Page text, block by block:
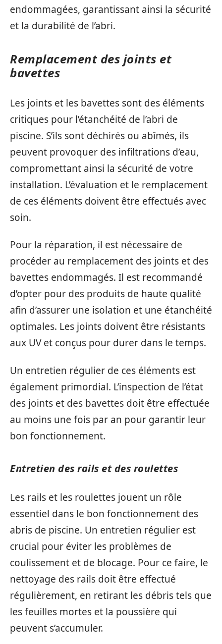
endommagées, garantissant ainsi la sécurité
et la durabilité de l’abri.
Remplacement des joints et
bavettes
Les joints et les bavettes sont des éléments
critiques pour l’étanchéité de l’abri de
piscine. S’ils sont déchirés ou abîmés, ils
peuvent provoquer des infiltrations d’eau,
compromettant ainsi la sécurité de votre
installation. L’évaluation et le remplacement
de ces éléments doivent être effectués avec
soin.
Pour la réparation, il est nécessaire de
procéder au remplacement des joints et des
bavettes endommagés. Il est recommandé
d’opter pour des produits de haute qualité
afin d’assurer une isolation et une étanchéité
optimales. Les joints doivent être résistants
aux UV et conçus pour durer dans le temps.
Un entretien régulier de ces éléments est
également primordial. L’inspection de l’état
des joints et des bavettes doit être effectuée
au moins une fois par an pour garantir leur
bon fonctionnement.
Entretien des rails et des roulettes
Les rails et les roulettes jouent un rôle
essentiel dans le bon fonctionnement des
abris de piscine. Un entretien régulier est
crucial pour éviter les problèmes de
coulissement et de blocage. Pour ce faire, le
nettoyage des rails doit être effectué
régulièrement, en retirant les débris tels que
les feuilles mortes et la poussière qui
peuvent s’accumuler.